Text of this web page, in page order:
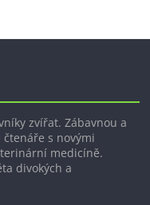
zvířat. Zábavnou a
s novými
medicíně.
divokých a